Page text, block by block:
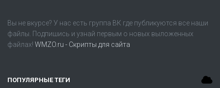
Вы не вкурсе? У нас есть группа ВК где публикуются все наши
файлы. Подпишись и узнай первым о новых выложенных
файлах! WMZO.ru - Скрипты для сайта
ПОПУЛЯРНЫЕ ТЕГИ